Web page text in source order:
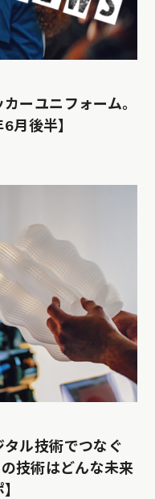
ーユニフォーム。
月後半】
ル技術でつなぐ
技術はどんな未来